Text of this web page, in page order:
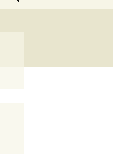
nach: